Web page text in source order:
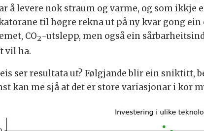
å levere nok straum og varme, og som ikkje
til høgre rekna ut på ny kvar gong
CO2-utslepp, men også ein
vil ha.
ser resultata ut? Følgjande blir ein sniktitt,
kan me sjå at det er store variasjonar i kor